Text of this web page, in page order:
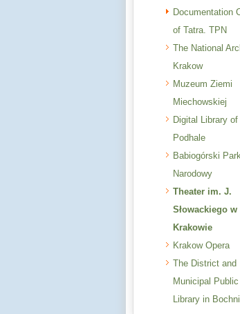
Documentation
of Tatra. TPN
The National
Krakow
Muzeum Ziemi
Miechowskiej
Digital Library of
Podhale
Babiogórski
Narodowy
Theater im. J.
Słowackiego w
Krakowie
Krakow Opera
The District and
Municipal Public
Library in